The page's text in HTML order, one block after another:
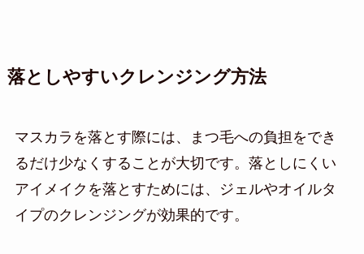
落としやすいクレンジング方法
マスカラを落とす際には、まつ毛への負担をでき
るだけ少なくすることが大切です。落としにくい
アイメイクを落とすためには、ジェルやオイルタ
イプのクレンジングが効果的です。